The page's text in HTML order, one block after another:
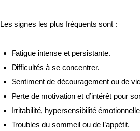
Les signes les plus fréquents sont :
Fatigue intense et persistante.
Difficultés à se concentrer.
Sentiment de découragement ou de
Perte de motivation et d’intérêt pour
Irritabilité, hypersensibilité
Troubles du sommeil ou de l’appétit.